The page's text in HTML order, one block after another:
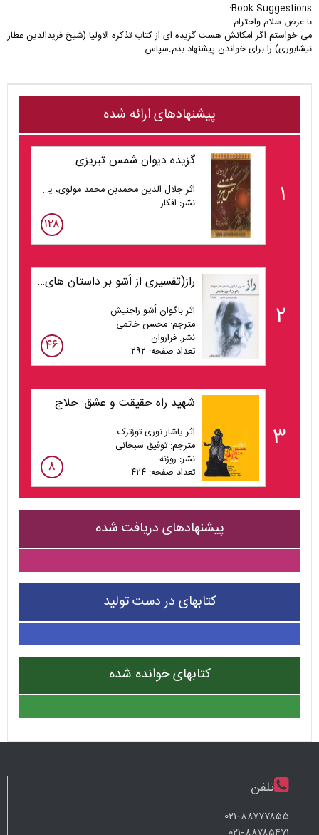
Book Suggestions:
می خواستم اگر امکانش هست گزیده ای از کتاب تذکره الاولیا (شیخ فریدالدین عطار
نیشابوری) را برای خواندن پیشنهاد بدم.سپاس
پیشنهادهای ارائه شده
۱
گزیده دیوان شمس تبریزی
اثر جلال الدین محمدبن محمد مولوی، یحیی ساسانی (گردآورنده)
نشر: افکار
۱۲۸
۲
راز(تفسیری از اُشو بر داستان های صوفیان) جلد1
اثر باگوان اُشو راجنیش
مترجم: محسن خاتمی
نشر: فراروان
تعداد صفحه: ۲۹۲
۴۶
۳
شهید راه حقیقت و عشق: حلاج
اثر یاشار نوری توزترک
مترجم: توفیق سبحانی
نشر: روزنه
تعداد صفحه: ۴۲۴
۸
پیشنهادهای دریافت شده
کتابهای در دست تولید
کتابهای خوانده شده
تلفن
۰۲۱-۸۸۷۷۷۸۵۵